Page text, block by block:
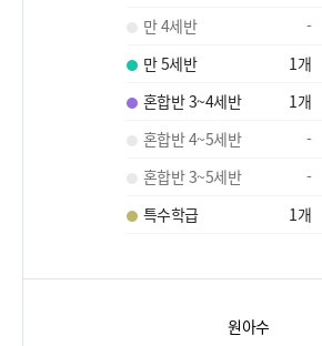
만 4세반
-
만 5세반
1개
혼합반 3~4세반
1개
혼합반 4~5세반
-
혼합반 3~5세반
-
특수학급
1개
원아수